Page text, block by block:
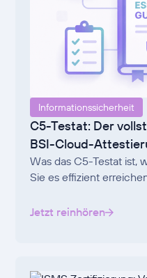
Informationssicherheit
C5-Testat: Der
BSI-Cloud-
Was das C5-Testat ist,
Sie es effizient
Jetzt reinhören